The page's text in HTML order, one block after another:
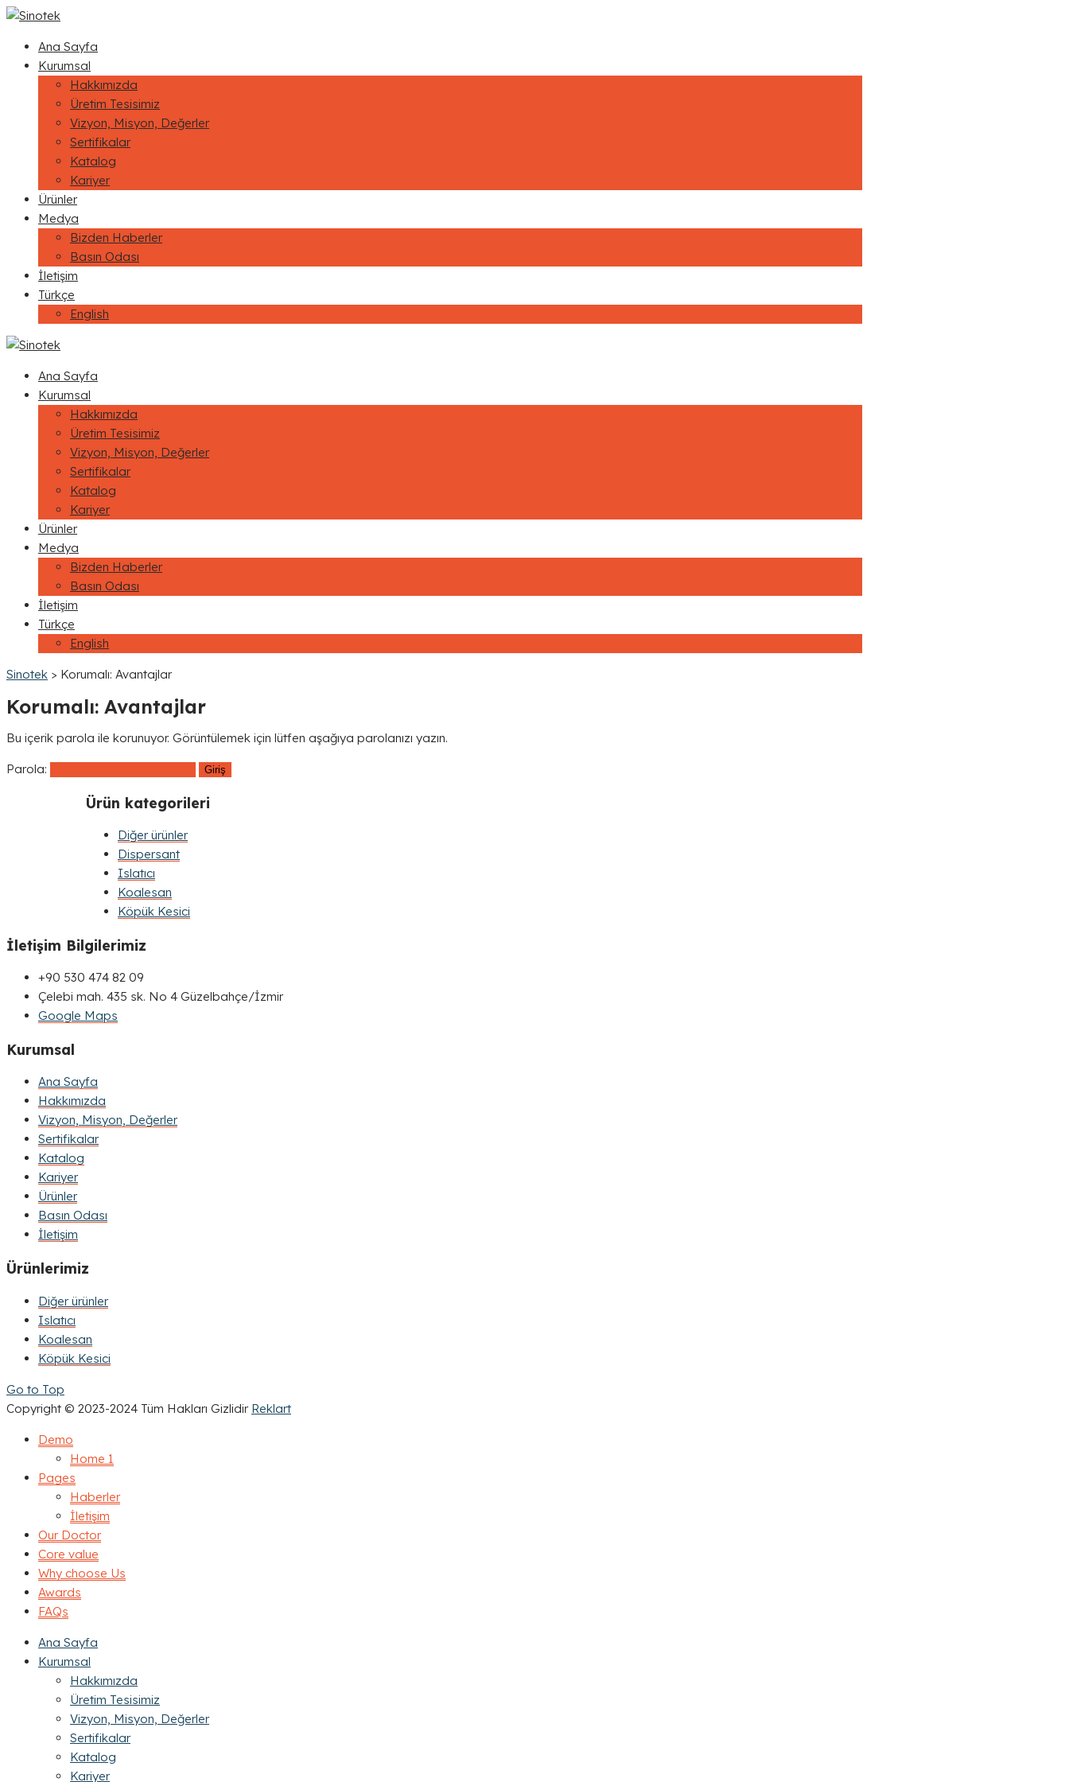
Ana Sayfa
Kurumsal
Hakkımızda
Üretim Tesisimiz
Vizyon, Misyon, Değerler
Sertifikalar
Katalog
Kariyer
Ürünler
Medya
Bizden Haberler
Basın Odası
İletişim
Türkçe
English
Ana Sayfa
Kurumsal
Hakkımızda
Üretim Tesisimiz
Vizyon, Misyon, Değerler
Sertifikalar
Katalog
Kariyer
Ürünler
Medya
Bizden Haberler
Basın Odası
İletişim
Türkçe
English
Sinotek > Korumalı: Avantajlar
Korumalı: Avantajlar
Bu içerik parola ile korunuyor. Görüntülemek için lütfen aşağıya parolanızı yazın.
Parola:
Ürün kategorileri
Diğer ürünler
Dispersant
Islatıcı
Koalesan
Köpük Kesici
İletişim Bilgilerimiz
+90 530 474 82 09
Çelebi mah. 435 sk. No 4 Güzelbahçe/İzmir
Google Maps
Kurumsal
Ana Sayfa
Hakkımızda
Vizyon, Misyon, Değerler
Sertifikalar
Katalog
Kariyer
Ürünler
Basın Odası
İletişim
Ürünlerimiz
Diğer ürünler
Islatıcı
Koalesan
Köpük Kesici
Go to Top
Copyright © 2023-2024 Tüm Hakları Gizlidir Reklart
Demo
Home 1
Pages
Haberler
İletişim
Our Doctor
Core value
Why choose Us
Awards
FAQs
Ana Sayfa
Kurumsal
Hakkımızda
Üretim Tesisimiz
Vizyon, Misyon, Değerler
Sertifikalar
Katalog
Kariyer